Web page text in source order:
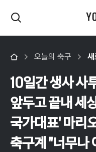
오늘의 축구 새
10일간 생사 사
앞두고 끝내 세
국가대표' 마리
축구계 "너무나